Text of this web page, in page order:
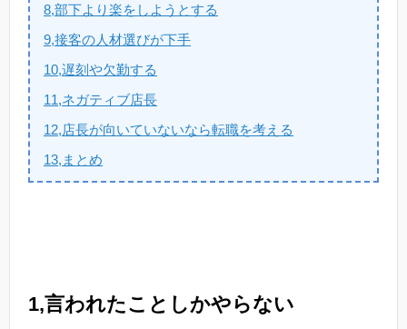
8,部下より楽をしようとする
9,接客の人材選びが下手
10,遅刻や欠勤する
11,ネガティブ店長
12,店長が向いていないなら転職を考える
13,まとめ
1,言われたことしかやらない